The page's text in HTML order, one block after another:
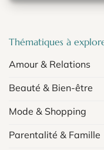
Thématiques à
Amour & Relations
Beauté & Bien-être
Mode & Shopping
Parentalité & Famille